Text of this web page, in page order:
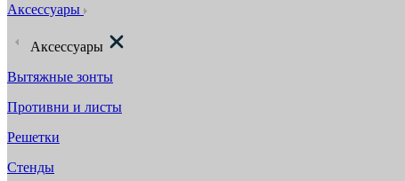
Аксессуары
Аксессуары
Вытяжные зонты
Противни и листы
Решетки
Стенды